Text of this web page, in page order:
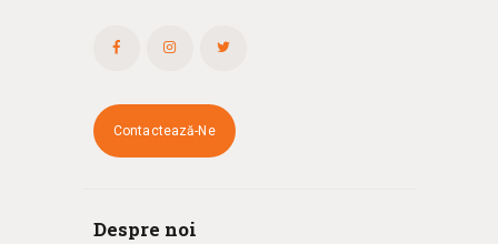
Contactează-Ne
Despre noi